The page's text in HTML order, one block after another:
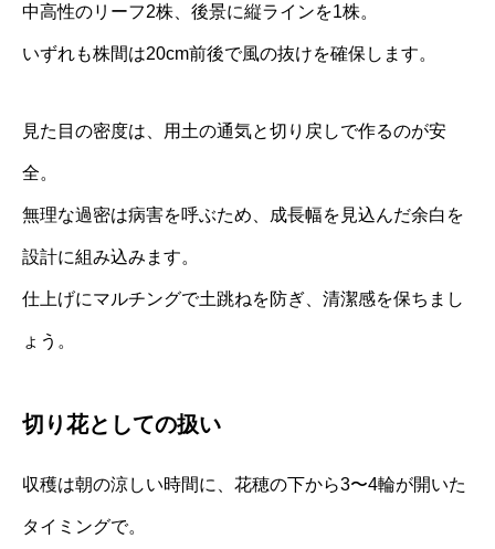
中高性のリーフ2株、後景に縦ラインを1株。
いずれも株間は20cm前後で風の抜けを確保します。
見た目の密度は、用土の通気と切り戻しで作るのが安
全。
無理な過密は病害を呼ぶため、成長幅を見込んだ余白を
設計に組み込みます。
仕上げにマルチングで土跳ねを防ぎ、清潔感を保ちまし
ょう。
切り花としての扱い
収穫は朝の涼しい時間に、花穂の下から3〜4輪が開いた
タイミングで。